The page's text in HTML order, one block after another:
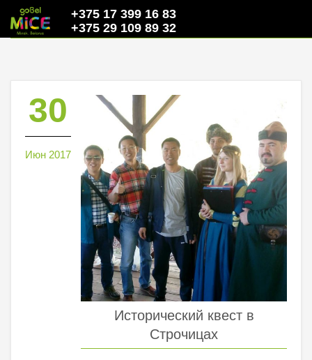
+375 17 399 16 83
+375 29 109 89 32
30
Июн 2017
Исторический квест в
Строчицах